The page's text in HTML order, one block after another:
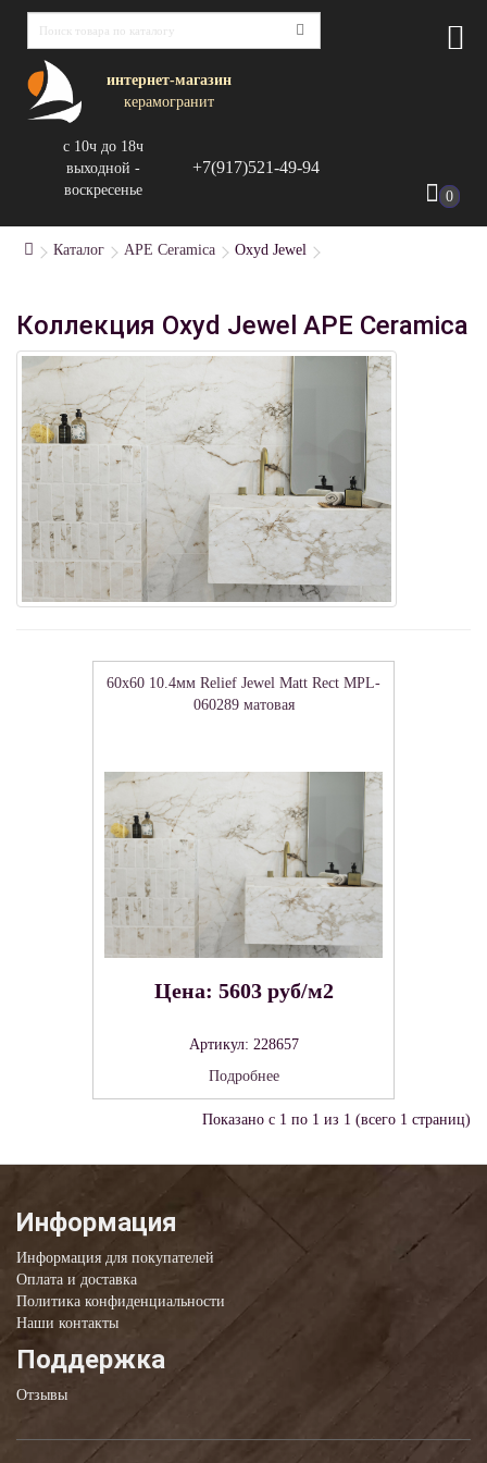
интернет-магазин
керамогранит
с 10ч до 18ч
выходной -
воскресенье
+7(917)521-49-94
0
Каталог APE Ceramica Oxyd Jewel
Коллекция Oxyd Jewel APE Ceramica
60x60 10.4мм Relief Jewel Matt Rect MPL-
060289 матовая
Цена: 5603 руб/м2
Артикул: 228657
Подробнее
Показано с 1 по 1 из 1 (всего 1 страниц)
Информация
Информация для покупателей
Оплата и доставка
Политика конфиденциальности
Наши контакты
Поддержка
Отзывы